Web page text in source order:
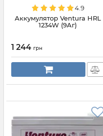
4.9
Аккумулятор Ventura HRL
1234W (9Aг)
1 244 грн